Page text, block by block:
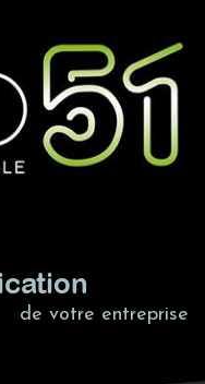
de votre entreprise